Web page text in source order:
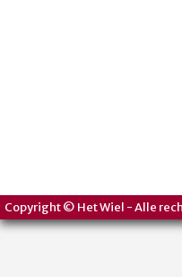
Copyright © Het Wiel - Alle